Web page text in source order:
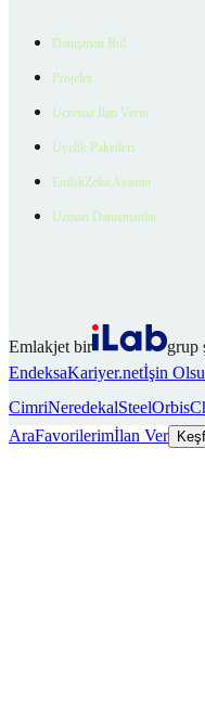
Danışman Bul
Projeler
Ücretsiz İlan Verin
Üyelik Paketleri
EmlakZeka Asistan
Uzman Danışmanlar
Emlakjet bir
grup
EndeksaKariyer.netİşin
CimriNeredekalSteelOrbis
AraFavorilerimİlan Ver